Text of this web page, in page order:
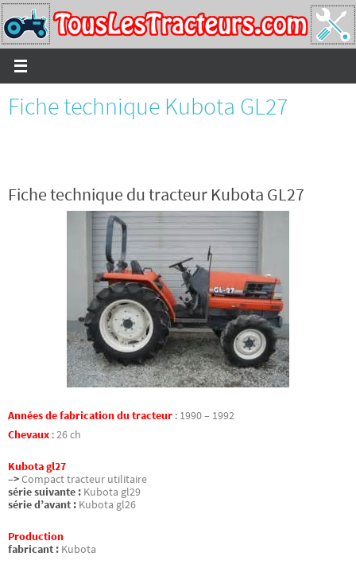
Passer
vers
le
contenu
Fiche technique Kubota GL27
Fiche technique du tracteur Kubota GL27
Années de fabrication du tracteur : 1990 – 1992
Chevaux :26 ch
Kubota gl27
–>Compact tracteur utilitaire
série suivante : Kubota gl29
série d’avant : Kubota gl26
Production
fabricant : Kubota